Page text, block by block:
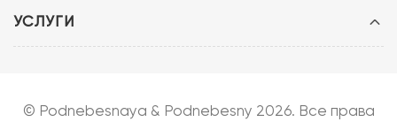
УСЛУГИ
© Podnebesnaya & Podnebesny 2026. Все права